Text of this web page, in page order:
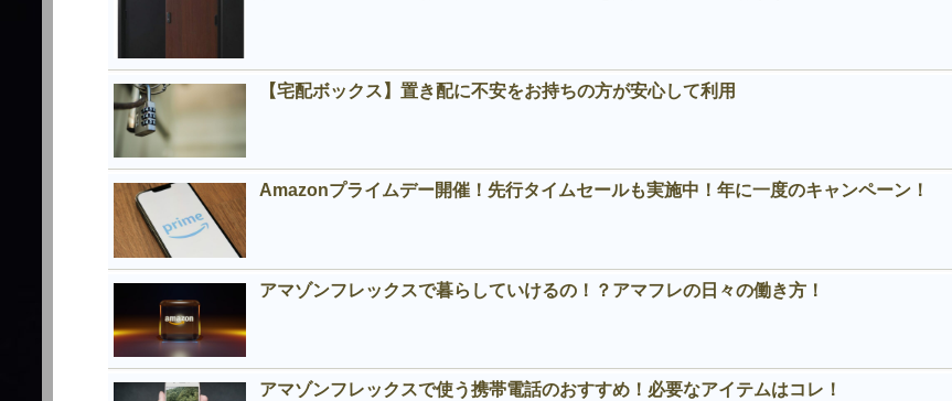
【宅配ボックス】置き配に不安をお持ちの方が安心して利用
Amazonプライムデー開催！先行タイムセールも実施中！年に一度のキャンペーン！
アマゾンフレックスで暮らしていけるの！？アマフレの日々の働き方！
アマゾンフレックスで使う携帯電話のおすすめ！必要なアイテムはコレ！